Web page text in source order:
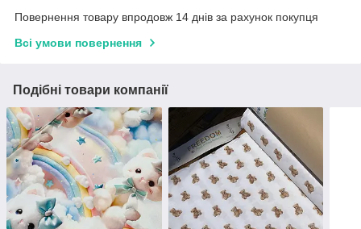
Повернення товару впродовж 14 днів за рахунок покупця
Всі умови повернення
Подібні товари компанії